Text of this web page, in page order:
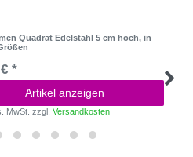
Quadrat Edelstahl 5 cm hoch, in
*
Artikel anzeigen
MwSt. zzgl.Versandkosten